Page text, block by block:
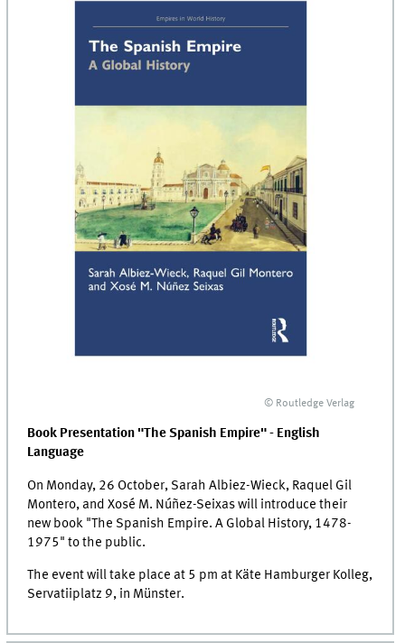
© Routledge Verlag
Book Presentation "The Spanish Empire" - English
Language
On Monday, 26 October, Sarah Albiez-Wieck, Raquel Gil
Montero, and Xosé M. Núñez-Seixas will introduce their
new book "The Spanish Empire. A Global History, 1478-
1975" to the public.
The event will take place at 5 pm at Käte Hamburger Kolleg,
Servatiiplatz 9, in Münster.